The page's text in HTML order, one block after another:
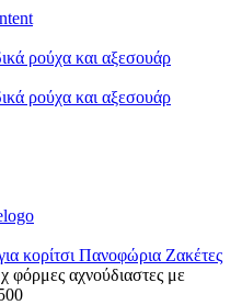
κορίτσι Πανοφώρια Ζακέτες
φόρμες αχνούδιαστες με